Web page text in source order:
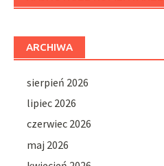
ARCHIWA
sierpień 2026
lipiec 2026
czerwiec 2026
maj 2026